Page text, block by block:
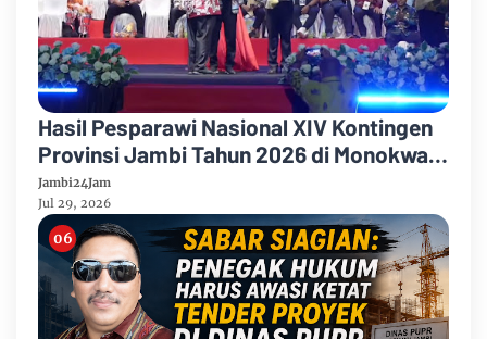
Hasil Pesparawi Nasional XIV Kontingen
Provinsi Jambi Tahun 2026 di Monokwari
Papua Barat
Jambi24Jam
Jul 29, 2026